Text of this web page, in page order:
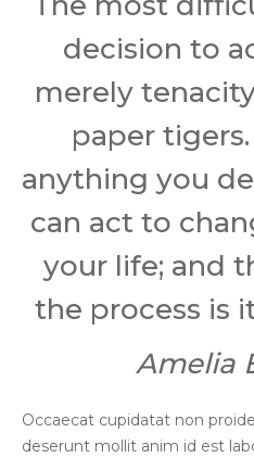
decision to
merely
paper
anything you
can act to
your life; and
the process is
Amelia
Occaecat cupidatat non
deserunt mollit anim id est